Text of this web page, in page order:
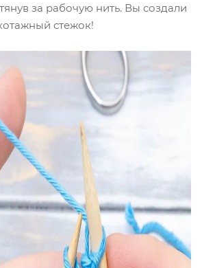
за рабочую нить. Вы создали
стежок!